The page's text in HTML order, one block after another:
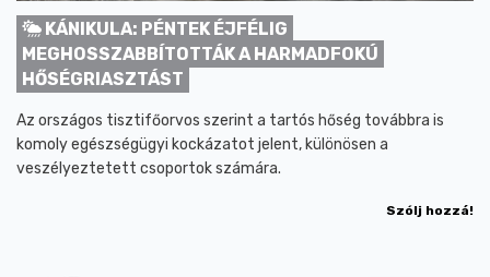
KÁNIKULA: PÉNTEK ÉJFÉLIG
MEGHOSSZABBÍTOTTÁK A HARMADFOKÚ
HŐSÉGRIASZTÁST
Az országos tisztifőorvos szerint a tartós hőség továbbra is
komoly egészségügyi kockázatot jelent, különösen a
veszélyeztetett csoportok számára.
Szólj hozzá!